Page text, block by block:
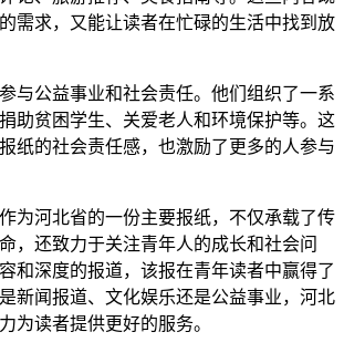
需求，又能让读者在忙碌的生活中找到放
与公益事业和社会责任。他们组织了一系
助贫困学生、关爱老人和环境保护等。这
纸的社会责任感，也激励了更多的人参与
为河北省的一份主要报纸，不仅承载了传
，还致力于关注青年人的成长和社会问
和深度的报道，该报在青年读者中赢得了
新闻报道、文化娱乐还是公益事业，河北
为读者提供更好的服务。